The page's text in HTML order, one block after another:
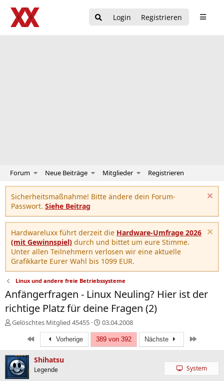
Login Registrieren
Forum Neue Beiträge Mitglieder Registrieren
Sicherheitsmaßnahme! Bitte ändere dein Forum-
Passwort. Siehe Beitrag
Hardwareluxx führt derzeit die Hardware-Umfrage 2026
(mit Gewinnspiel) durch und bittet um eure Stimme.
Unter allen Teilnehmern verlosen wir eine aktuelle
Grafikkarte Eurer Wahl bis 1099 EUR.
Linux und andere freie Betriebssysteme
Anfängerfragen - Linux Neuling? Hier ist der
richtige Platz für deine Fragen (2)
E
e
l
l
Gelöschtes Mitglied 45455
E
r
s
t
03.04.2008
Erste Vorherige 389 von 392 Nächste
Shihatsu
Legende System